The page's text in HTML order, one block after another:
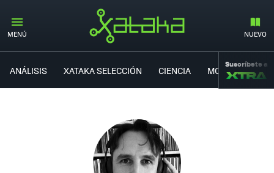
MENÚ NUEVO
ANÁLISIS XATAKA SELECCIÓN CIENCIA MOVILIDAD
Suscríbete a